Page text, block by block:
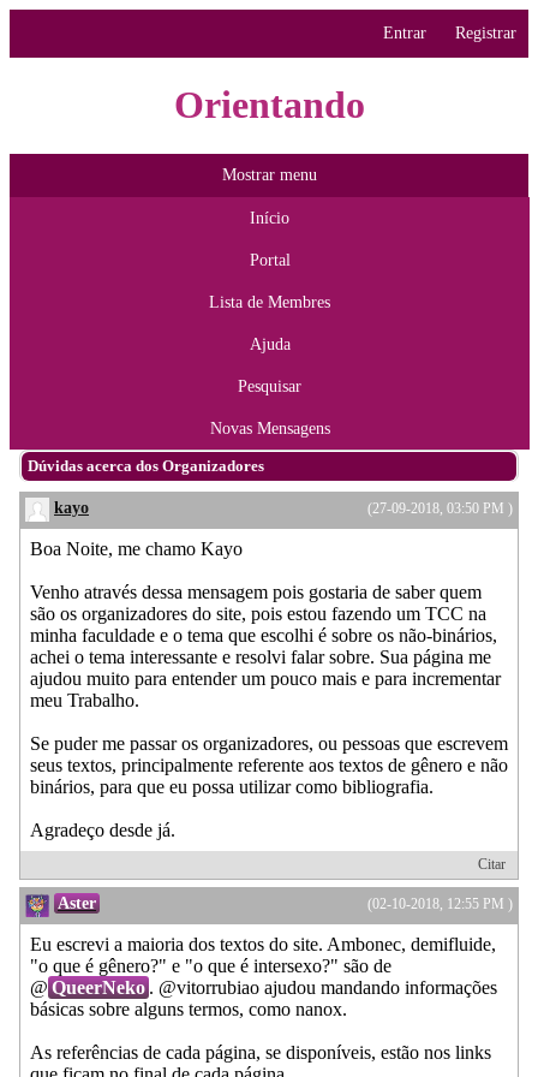
Entrar Registrar
Orientando
Mostrar menu
Início
Portal
Lista de Membres
Ajuda
Pesquisar
Novas Mensagens
Dúvidas acerca dos Organizadores
(27-09-2018, 03:50 PM )
kayo
Boa Noite, me chamo Kayo
Venho através dessa mensagem pois gostaria de saber quem
são os organizadores do site, pois estou fazendo um TCC na
minha faculdade e o tema que escolhi é sobre os não-binários,
achei o tema interessante e resolvi falar sobre. Sua página me
ajudou muito para entender um pouco mais e para incrementar
meu Trabalho.
Se puder me passar os organizadores, ou pessoas que escrevem
seus textos, principalmente referente aos textos de gênero e não
binários, para que eu possa utilizar como bibliografia.
Agradeço desde já.
Citar
(02-10-2018, 12:55 PM )
Aster
Eu escrevi a maioria dos textos do site. Ambonec, demifluide,
"o que é gênero?" e "o que é intersexo?" são de
@ QueerNeko . @vitorrubiao ajudou mandando informações
básicas sobre alguns termos, como nanox.
As referências de cada página, se disponíveis, estão nos links